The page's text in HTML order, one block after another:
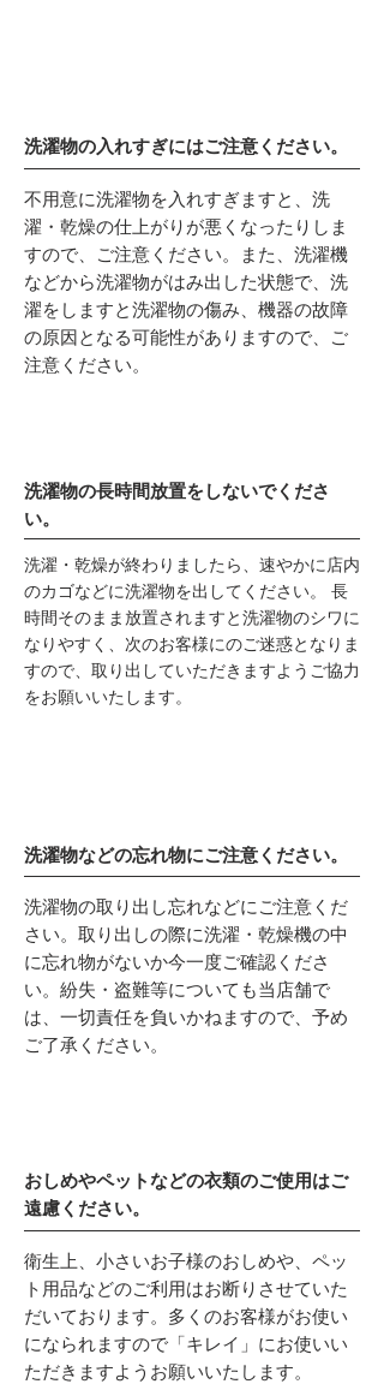
洗濯物の入れすぎにはご注意ください。
不用意に洗濯物を入れすぎますと、洗
濯・乾燥の仕上がりが悪くなったりしま
すので、ご注意ください。また、洗濯機
などから洗濯物がはみ出した状態で、洗
濯をしますと洗濯物の傷み、機器の故障
の原因となる可能性がありますので、ご
注意ください。
洗濯物の長時間放置をしないでくださ
い。
洗濯・乾燥が終わりましたら、速やかに店内
のカゴなどに洗濯物を出してください。 長
時間そのまま放置されますと洗濯物のシワに
なりやすく、次のお客様にのご迷惑となりま
すので、取り出していただきますようご協力
をお願いいたします。
洗濯物などの忘れ物にご注意ください。
洗濯物の取り出し忘れなどにご注意くだ
さい。取り出しの際に洗濯・乾燥機の中
に忘れ物がないか今一度ご確認くださ
い。紛失・盗難等についても当店舗で
は、一切責任を負いかねますので、予め
ご了承ください。
おしめやペットなどの衣類のご使用はご
遠慮ください。
衛生上、小さいお子様のおしめや、ペッ
ト用品などのご利用はお断りさせていた
だいております。多くのお客様がお使い
になられますので「キレイ」にお使いい
ただきますようお願いいたします。